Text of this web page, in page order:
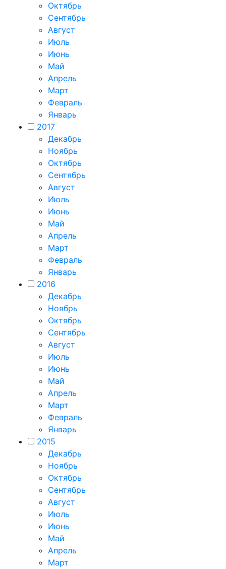
Октябрь
Сентябрь
Август
Июль
Июнь
Май
Апрель
Март
Февраль
Январь
2017
Декабрь
Ноябрь
Октябрь
Сентябрь
Август
Июль
Июнь
Май
Апрель
Март
Февраль
Январь
2016
Декабрь
Ноябрь
Октябрь
Сентябрь
Август
Июль
Июнь
Май
Апрель
Март
Февраль
Январь
2015
Декабрь
Ноябрь
Октябрь
Сентябрь
Август
Июль
Июнь
Май
Апрель
Март